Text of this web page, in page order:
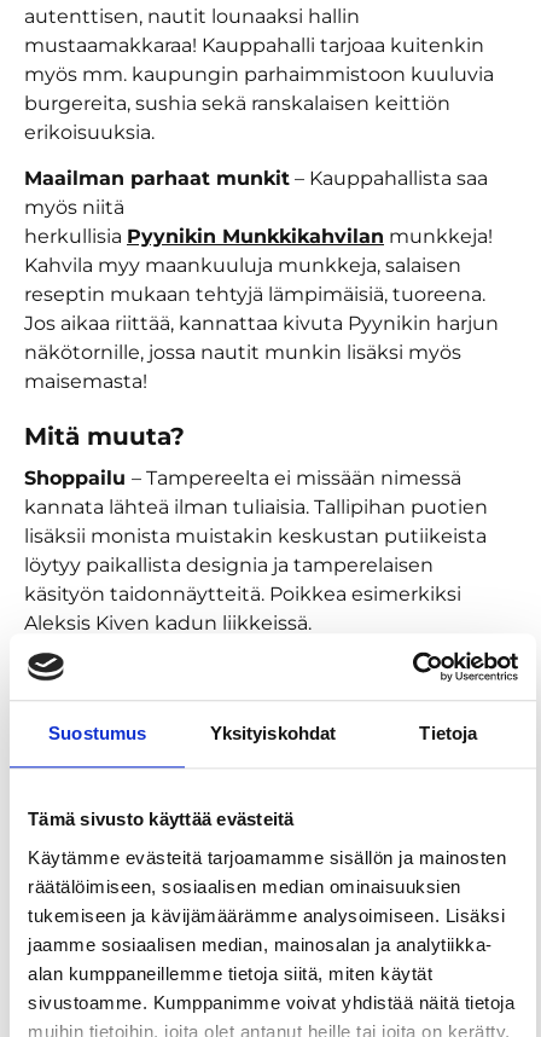
Suostumus Yksityiskohdat Tietoja
Tämä sivusto käyttää evästeitä
Käytämme evästeitä tarjoamamme sisällön ja mainosten
räätälöimiseen, sosiaalisen median ominaisuuksien
tukemiseen ja kävijämäärämme analysoimiseen. Lisäksi
jaamme sosiaalisen median, mainosalan ja analytiikka-
alan kumppaneillemme tietoja siitä, miten käytät
sivustoamme. Kumppanimme voivat yhdistää näitä tietoja
muihin tietoihin, joita olet antanut heille tai joita on kerätty,
autenttisen, nautit lounaaksi hallin
mustaamakkaraa! Kauppahalli tarjoaa kuitenkin
myös mm. kaupungin parhaimmistoon kuuluvia
burgereita, sushia sekä ranskalaisen keittiön
erikoisuuksia.
Maailman parhaat munkit – Kauppahallista saa
myös niitä
herkullisia Pyynikin Munkkikahvilan munkkeja!
Kahvila myy maankuuluja munkkeja, salaisen
reseptin mukaan tehtyjä lämpimäisiä, tuoreena.
Jos aikaa riittää, kannattaa kivuta Pyynikin harjun
näkötornille, jossa nautit munkin lisäksi myös
maisemasta!
Mitä muuta?
Shoppailu – Tampereelta ei missään nimessä
kannata lähteä ilman tuliaisia. Tallipihan puotien
lisäksii monista muistakin keskustan putiikeista
löytyy paikallista designia ja tamperelaisen
käsityön taidonnäytteitä. Poikkea esimerkiksi
Aleksis Kiven kadun liikkeissä.
Maailman ainoa Muumimuseo
– Tampereen-
vierailun huipentaa käynti maailman
ainoassa Muumimuseossa, joka tarjoaa kävijöilleen
Muumimuseo on täysin uudenlainen,
kaikenikäisille kuvataiteen ja muumien ystäville.
Saunapääkaupunki Tampere– Jos taas et ole
aiemmin uskaltautunut yleiseen saunaan,
Tampereella se kannattaa. Historiallinen
helmemme onRajaportin sauna– Suomen